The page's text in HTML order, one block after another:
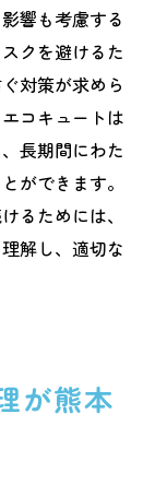
響も考慮する
クを避けるた
対策が求めら
コキュートは
長期間にわた
ができます。
るためには、
解し、適切な
が熊本